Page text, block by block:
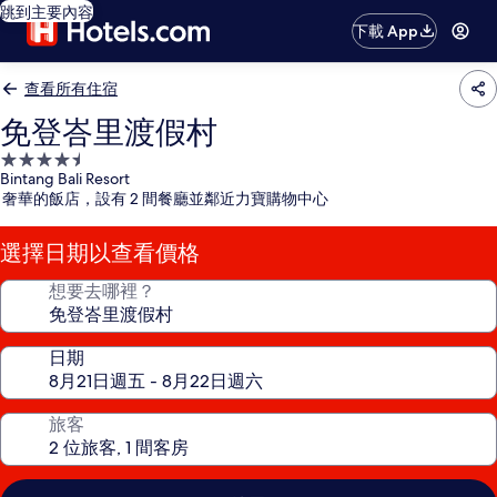
跳到主要內容
下載 App
查看所有住宿
免登峇里渡假村
4.5
星
級
住
宿
Bintang Bali Resort
奢華的飯店，設有 2 間餐廳並鄰近力寶購物中心
選擇日期以查看價格
想要去哪裡？
日期
旅客